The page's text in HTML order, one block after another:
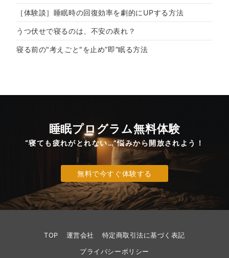
送
り
［体験談］睡眠時の回復効率を劇的にUPする方法
うつ伏せで寝るのは、不安の表れ？
寝る前の"考えごと"を止め”即”眠る方法
睡眠プログラム無料体験
“寝ても疲れがとれない…”悩みから開放されよう！
無料で今すぐ体験する
TOP 運営会社 特定商取引法に基づく表記
プライバシーポリシー